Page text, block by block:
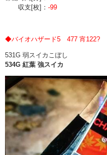
収支[枚]： -99
◆バイオハザード5 477 宵122?
531G 弱スイカこぼし
534G 紅葉 強スイカ